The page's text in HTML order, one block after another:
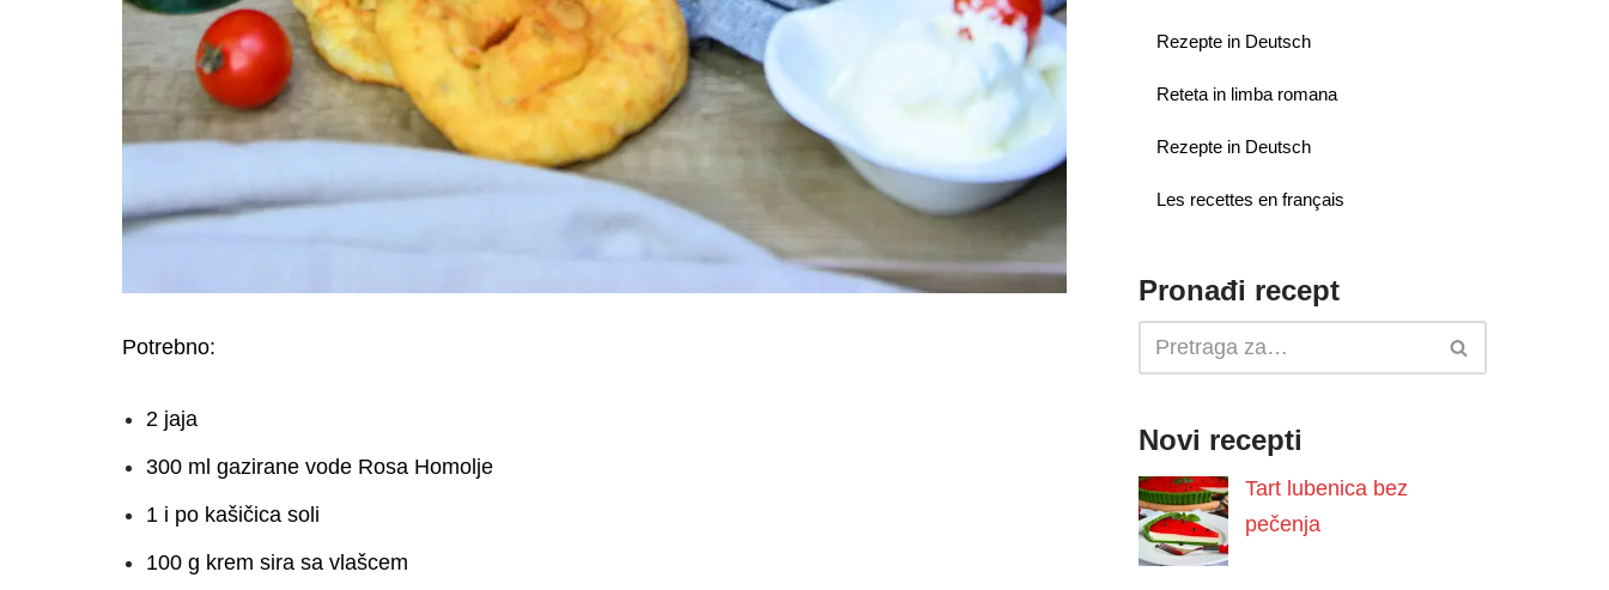
Potrebno:
2 jaja
300 ml gazirane vode Rosa Homolje
1 i po kašičica soli
100 g krem sira sa vlašcem
Rezepte in Deutsch
Reteta in limba romana
Rezepte in Deutsch
Les recettes en français
Pronađi recept
Novi recepti
Tart lubenica bez
pečenja